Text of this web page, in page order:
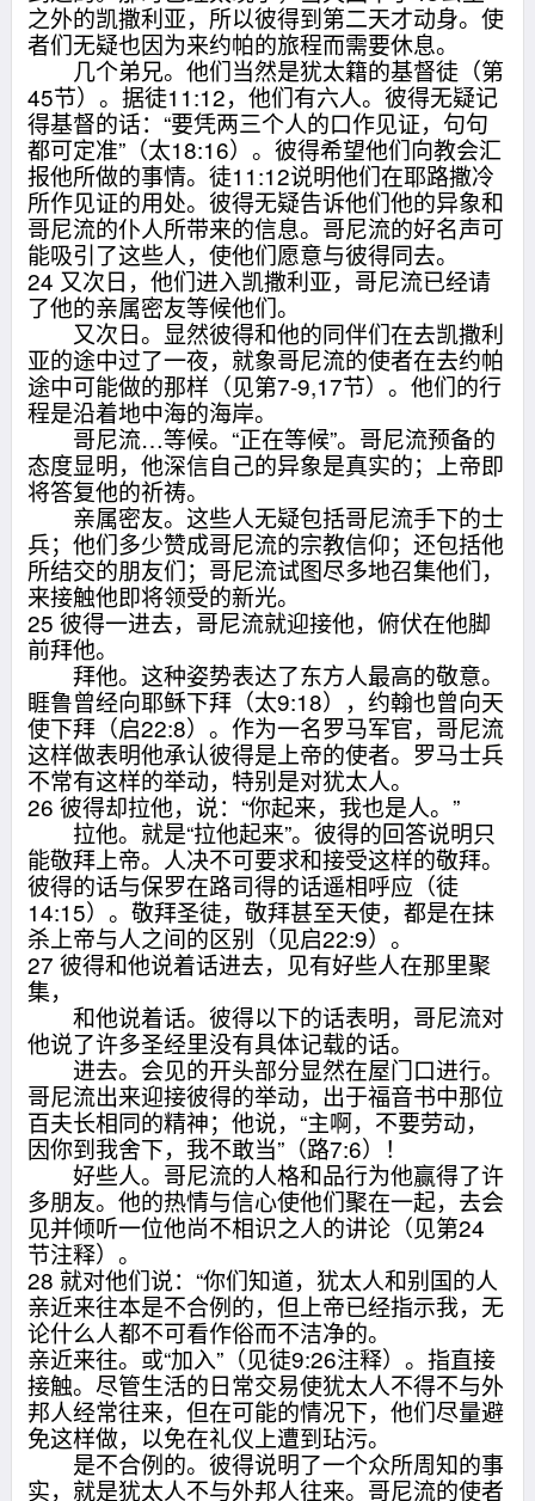
之外的凯撒利亚，所以彼得到第二天才动身。使
者们无疑也因为来约帕的旅程而需要休息。
几个弟兄。他们当然是犹太籍的基督徒（第
45节）。据徒11:12，他们有六人。彼得无疑记
得基督的话：“要凭两三个人的口作见证，句句
都可定准”（太18:16）。彼得希望他们向教会汇
报他所做的事情。徒11:12说明他们在耶路撒冷
所作见证的用处。彼得无疑告诉他们他的异象和
哥尼流的仆人所带来的信息。哥尼流的好名声可
能吸引了这些人，使他们愿意与彼得同去。
24 又次日，他们进入凯撒利亚，哥尼流已经请
了他的亲属密友等候他们。
又次日。显然彼得和他的同伴们在去凯撒利
亚的途中过了一夜，就象哥尼流的使者在去约帕
途中可能做的那样（见第7-9,17节）。他们的行
程是沿着地中海的海岸。
哥尼流…等候。“正在等候”。哥尼流预备的
态度显明，他深信自己的异象是真实的；上帝即
将答复他的祈祷。
亲属密友。这些人无疑包括哥尼流手下的士
兵；他们多少赞成哥尼流的宗教信仰；还包括他
所结交的朋友们；哥尼流试图尽多地召集他们，
来接触他即将领受的新光。
25 彼得一进去，哥尼流就迎接他，俯伏在他脚
前拜他。
拜他。这种姿势表达了东方人最高的敬意。
睚鲁曾经向耶稣下拜（太9:18），约翰也曾向天
使下拜（启22:8）。作为一名罗马军官，哥尼流
这样做表明他承认彼得是上帝的使者。罗马士兵
不常有这样的举动，特别是对犹太人。
26 彼得却拉他，说：“你起来，我也是人。”
拉他。就是“拉他起来”。彼得的回答说明只
能敬拜上帝。人决不可要求和接受这样的敬拜。
彼得的话与保罗在路司得的话遥相呼应（徒
14:15）。敬拜圣徒，敬拜甚至天使，都是在抹
杀上帝与人之间的区别（见启22:9）。
27 彼得和他说着话进去，见有好些人在那里聚
集，
和他说着话。彼得以下的话表明，哥尼流对
他说了许多圣经里没有具体记载的话。
进去。会见的开头部分显然在屋门口进行。
哥尼流出来迎接彼得的举动，出于福音书中那位
百夫长相同的精神；他说，“主啊，不要劳动，
因你到我舍下，我不敢当”（路7:6）！
好些人。哥尼流的人格和品行为他赢得了许
多朋友。他的热情与信心使他们聚在一起，去会
见并倾听一位他尚不相识之人的讲论（见第24
节注释）。
28 就对他们说：“你们知道，犹太人和别国的人
亲近来往本是不合例的，但上帝已经指示我，无
论什么人都不可看作俗而不洁净的。
亲近来往。或“加入”（见徒9:26注释）。指直接
接触。尽管生活的日常交易使犹太人不得不与外
邦人经常往来，但在可能的情况下，他们尽量避
免这样做，以免在礼仪上遭到玷污。
是不合例的。彼得说明了一个众所周知的事
实，就是犹太人不与外邦人往来。哥尼流的使者